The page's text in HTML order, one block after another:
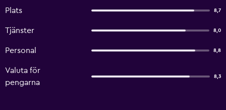
Plats 8,7
Tjänster 8,0
Personal 8,8
Valuta för
pengarna
8,3